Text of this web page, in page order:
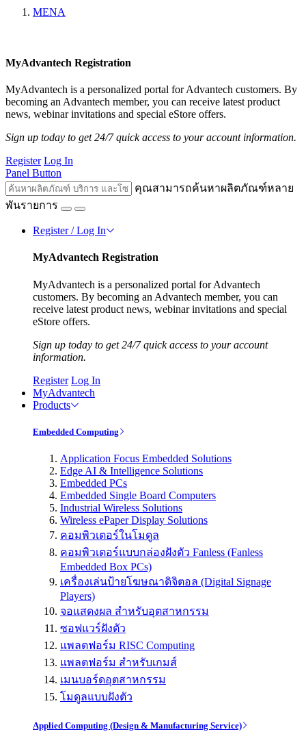
MENA
MyAdvantech Registration
MyAdvantech is a personalized portal for Advantech customers. By
becoming an Advantech member, you can receive latest product
news, webinar invitations and special eStore offers.
Sign up today to get 24/7 quick access to your account information.
Register Log In
Panel Button
คุณสามารถค้นหาผลิตภัณฑ์หลาย
พันรายการ
Register / Log In
MyAdvantech Registration
MyAdvantech is a personalized portal for Advantech
customers. By becoming an Advantech member, you can
receive latest product news, webinar invitations and special
eStore offers.
Sign up today to get 24/7 quick access to your account
information.
Register Log In
MyAdvantech
Products
Embedded Computing
Application Focus Embedded Solutions
Edge AI & Intelligence Solutions
Embedded PCs
Embedded Single Board Computers
Industrial Wireless Solutions
Wireless ePaper Display Solutions
คอมพิวเตอร์ในโมดูล
คอมพิวเตอร์แบบกล่องฝังตัว Fanless (Fanless
Embedded Box PCs)
เครื่องเล่นป้ายโฆษณาดิจิตอล (Digital Signage
Players)
จอแสดงผล สำหรับอุตสาหกรรม
ซอฟแวร์ฝังตัว
แพลตฟอร์ม RISC Computing
แพลตฟอร์ม สำหรับเกมส์
เมนบอร์ดอุตสาหกรรม
โมดูลแบบฝังตัว
Applied Computing (Design & Manufacturing Service)